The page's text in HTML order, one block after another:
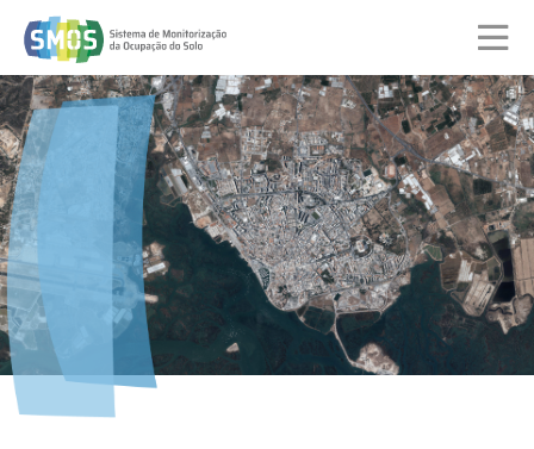
Passar
para
o
conteúdo
principal